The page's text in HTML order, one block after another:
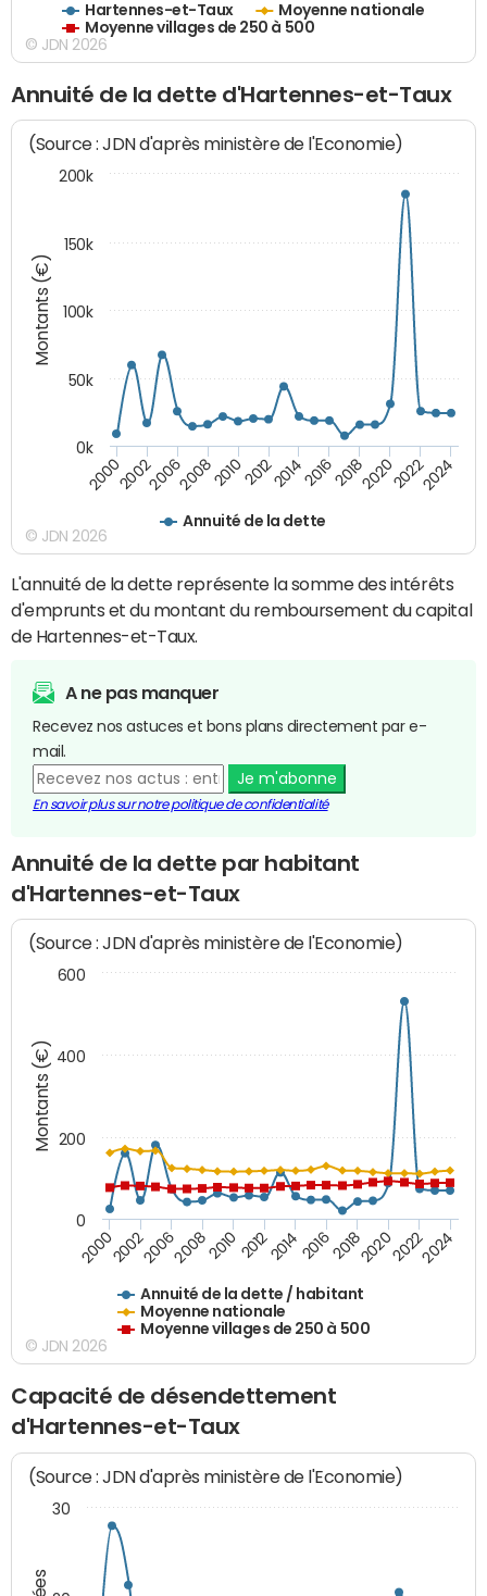
Hartennes-et-Taux
Moyenne nationale
Moyenne villages de 250 à 500
© JDN 2026
Annuité de la dette d'Hartennes-et-Taux
Montants (€)
(Source : JDN d'après ministère de l'Economie)
Annuité de la dette
200020022006200820102012201420162018202020222024
0k
50k
100k
150k
200k
© JDN 2026
L'annuité de la dette représente la somme des intérêts
d'emprunts et du montant du remboursement du capital
de Hartennes-et-Taux.
A ne pas manquer
Recevez nos astuces et bons plans directement par e-
mail.
Je m'abonne
En savoir plus sur notre politique de confidentialité
Annuité de la dette par habitant
d'Hartennes-et-Taux
Montants (€)
(Source : JDN d'après ministère de l'Economie)
Annuité de la dette / habitant
Moyenne nationale
Moyenne villages de 250 à 500
20002002200620082010 2012201420162018202020222024
0
200
400
600
© JDN 2026
Capacité de désendettement
d'Hartennes-et-Taux
(Source : JDN d'après ministère de l'Economie)
30